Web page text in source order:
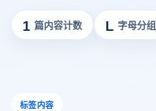
1 篇内容计数 L 字母分组
标签内容